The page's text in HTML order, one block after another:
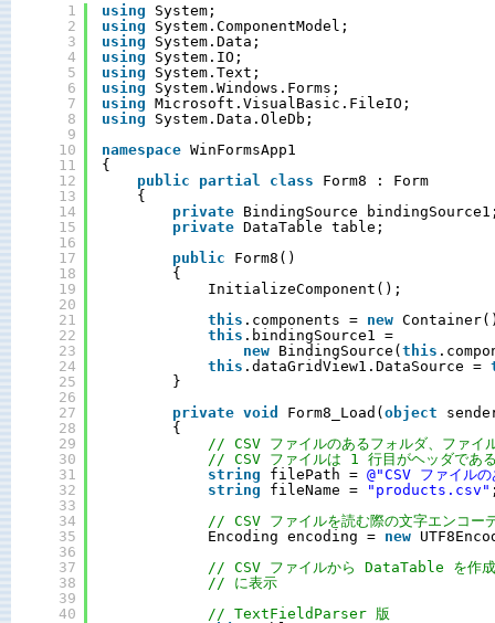
1
2
3
4
5
6
7
8
9
10
11
12
13
14
15
16
17
18
19
20
21
22
23
24
25
26
27
28
29
30
31
32
33
34
35
36
37
38
39
40
using
System;
using
System.ComponentModel;
using
System.Data;
using
System.IO;
using
System.Text;
using
System.Windows.Forms;
using
Microsoft.VisualBasic.FileIO;
using
System.Data.OleDb;
namespace WinFormsApp1
{
public
partial class
Form8 : Form
{
private BindingSource
private DataTable table;
public
Form8()
{
InitializeComponent();
this .components = new
this .bindingSource1 =
new BindingSource(this
this .dataGridView1.DataSource =
}
private void Form8_Load(object
{
// CSV ファイルのあるフォルダ、ファイ
// CSV ファイルは 1 行目がヘッダであ
string
filePath = @"CSV ファイル
string
fileName = "products.csv"
// CSV ファイルを読む際の文字エンコー
Encoding encoding = new
// CSV ファイルから DataTable を作
// に表示
// TextFieldParser 版